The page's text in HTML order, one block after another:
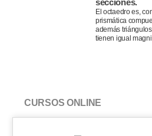
El octaedro es,
prismática
además
tienen igual
CURSOS ONLINE